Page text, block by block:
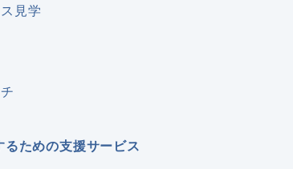
見学
ための支援サービス